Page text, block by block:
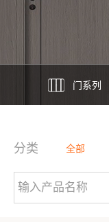
门系列
分类 全部